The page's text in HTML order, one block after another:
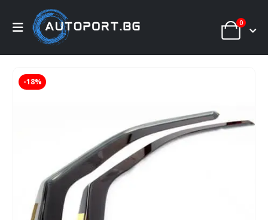
0
-18%